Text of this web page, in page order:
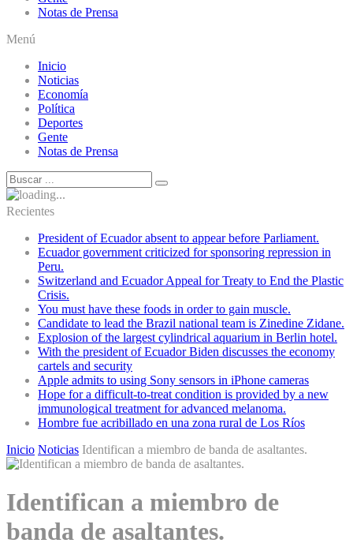
Notas de Prensa
Menú
Inicio
Noticias
Economía
Política
Deportes
Gente
Notas de Prensa
Recientes
President of Ecuador absent to appear before Parliament.
Ecuador government criticized for sponsoring repression in
Peru.
Switzerland and Ecuador Appeal for Treaty to End the Plastic
Crisis.
You must have these foods in order to gain muscle.
Candidate to lead the Brazil national team is Zinedine Zidane.
Explosion of the largest cylindrical aquarium in Berlin hotel.
With the president of Ecuador Biden discusses the economy
cartels and security
Apple admits to using Sony sensors in iPhone cameras
Hope for a difficult-to-treat condition is provided by a new
immunological treatment for advanced melanoma.
Hombre fue acribillado en una zona rural de Los Ríos
Inicio Noticias Identifican a miembro de banda de asaltantes.
Identifican a miembro de
banda de asaltantes.